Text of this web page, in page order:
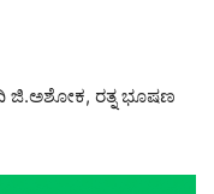
ಜಿ.ಅಶೋಕ, ರತ್ನ ಭೂಷಣ